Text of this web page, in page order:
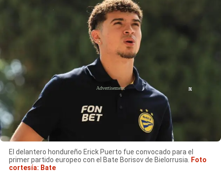
El delantero hondureño Erick Puerto fue convocado para el
primer partido europeo con el Bate Borisov de Bielorrusia. Foto
cortesía: Bate
X